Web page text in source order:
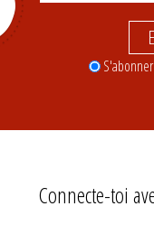
S'abonner
Connecte-toi